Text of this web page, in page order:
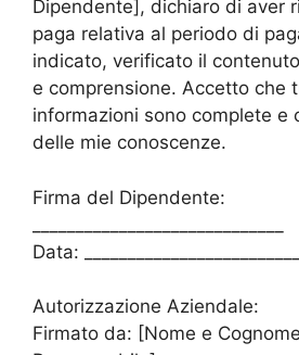
Dipendente], dichiaro di aver
paga relativa al periodo di
indicato, verificato il
e comprensione. Accetto che
informazioni sono complete e
delle mie conoscenze.
Firma del Dipendente:
Data:
Autorizzazione Aziendale:
Firmato da: [Nome e